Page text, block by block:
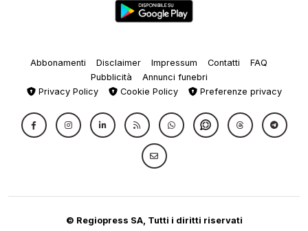
Abbonamenti Disclaimer Impressum Contatti
FAQ
Pubblicità
Annunci funebri
Privacy Policy
Cookie Policy Preferenze privacy
© Regiopress SA, Tutti i diritti riservati